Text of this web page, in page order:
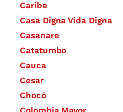
Caribe
Casa Digna Vida Digna
Casanare
Catatumbo
Cauca
Cesar
Chocó